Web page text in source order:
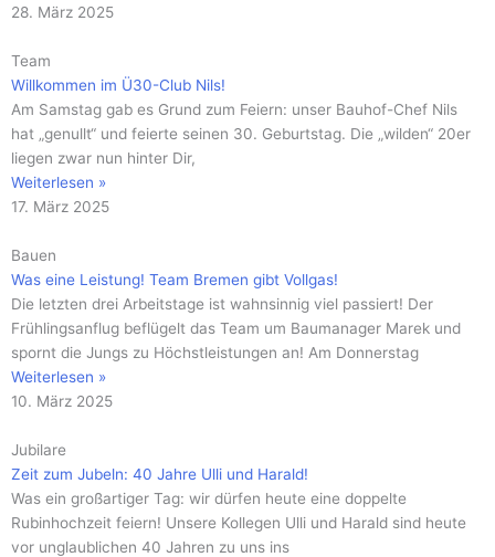
28. März 2025
Team
Willkommen im Ü30-Club Nils!
Am Samstag gab es Grund zum Feiern: unser Bauhof-Chef Nils
hat „genullt“ und feierte seinen 30. Geburtstag. Die „wilden“ 20er
liegen zwar nun hinter Dir,
Weiterlesen »
17. März 2025
Bauen
Was eine Leistung! Team Bremen gibt Vollgas!
Die letzten drei Arbeitstage ist wahnsinnig viel passiert! Der
Frühlingsanflug beflügelt das Team um Baumanager Marek und
spornt die Jungs zu Höchstleistungen an! Am Donnerstag
Weiterlesen »
10. März 2025
Jubilare
Zeit zum Jubeln: 40 Jahre Ulli und Harald!
Was ein großartiger Tag: wir dürfen heute eine doppelte
Rubinhochzeit feiern! Unsere Kollegen Ulli und Harald sind heute
vor unglaublichen 40 Jahren zu uns ins